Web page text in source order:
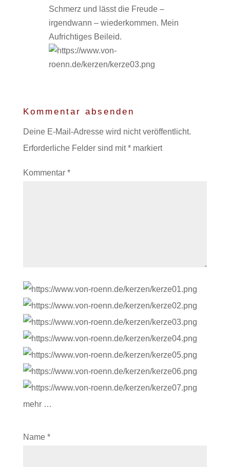
Schmerz und lässt die Freude –
irgendwann – wiederkommen. Mein
Aufrichtiges Beileid.
Kommentar absenden
Deine E-Mail-Adresse wird nicht veröffentlicht.
Erforderliche Felder sind mit*markiert
Kommentar *
mehr …
Name *